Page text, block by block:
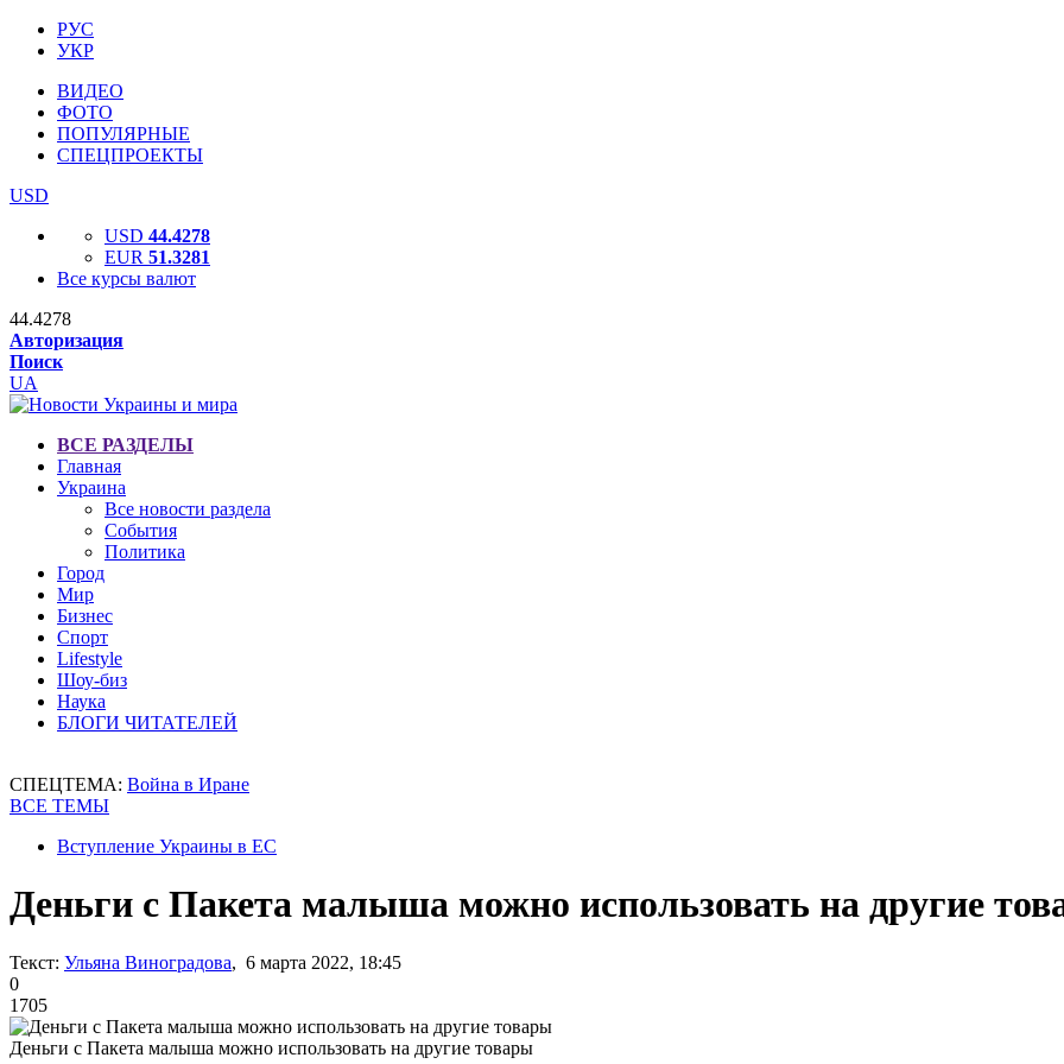
РУС
УКР
ВИДЕО
ФОТО
ПОПУЛЯРНЫЕ
СПЕЦПРОЕКТЫ
USD
USD 44.4278
EUR 51.3281
Все курсы валют
44.4278
Авторизация
Поиск
UA
ВСЕ РАЗДЕЛЫ
Главная
Украина
Все новости раздела
События
Политика
Город
Мир
Бизнес
Спорт
Lifestyle
Шоу-биз
Наука
БЛОГИ ЧИТАТЕЛЕЙ
СПЕЦТЕМА: Война в Иране
ВСЕ ТЕМЫ
Вступление Украины в ЕС
Деньги с Пакета малыша можно использовать на другие
Текст: Ульяна Виноградова, 6 марта 2022, 18:45
0
1705
Деньги с Пакета малыша можно использовать на другие товары